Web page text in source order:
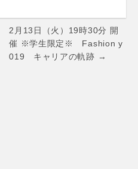
便利でおし
小物があれ
うっとうしい
きっと楽しい
2月13日（火）19時30分 開
催 ※学生限定※ Fashion y
019 キャリアの軌跡 →